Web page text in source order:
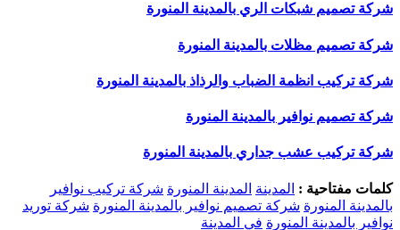
شركة تصميم شبكات الري بالمدينة المنورة
شركة تصميم مظلات بالمدينة المنورة
شركة تركيب انظمة الضباب والرذاذ بالمدينة المنورة
شركة تصميم نوافير بالمدينة المنورة
شركة تركيب عشب جداري بالمدينة المنورة
كلمات مفتاحية : المدينة المدينة المنورة شركة تركيب نوافير
بالمدينة المنورة شركة تصميم نوافير بالمدينة المنورة شركة توريد
نوافير بالمدينة المنورة في المدينة